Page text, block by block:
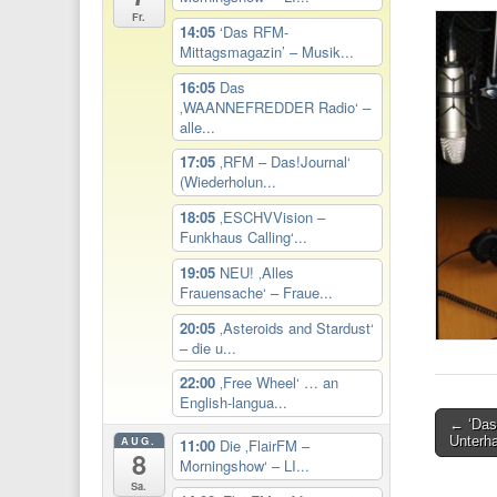
Post
←
Fr.
14:05 ‘Das RFM-
Mittagsmagazin’ – Musik...
16:05 Das
‚WAANNEFREDDER Radio‘ –
alle...
17:05 ‚RFM – Das!Journal‘
(Wiederholun...
18:05 ‚ESCHVVision –
Funkhaus Calling‘...
19:05 NEU! ‚Alles
Frauensache‘ – Fraue...
20:05 ‚Asteroids and Stardust‘
– die u...
22:00 ‚Free Wheel‘ … an
English-langua...
AUG.
8
Sa.
11:00 Die ‚FlairFM –
Morningshow‘ – LI...